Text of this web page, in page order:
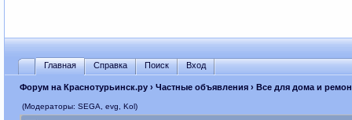
Главная Справка Поиск Вход
Форум на Краснотурьинск.ру› Частные объявления› Все для дома и
(Модераторы: SEGА, evg, Kol)